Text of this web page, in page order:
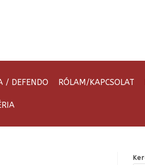
/ DEFENDO RÓLAM/KAPCSOLAT